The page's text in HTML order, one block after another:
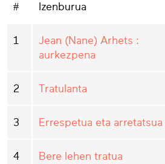
# Izenburua
1
Jean (Nane) Arhets :
aurkezpena
2 Tratulanta
3 Errespetua eta arretatsua
4 Bere lehen tratua